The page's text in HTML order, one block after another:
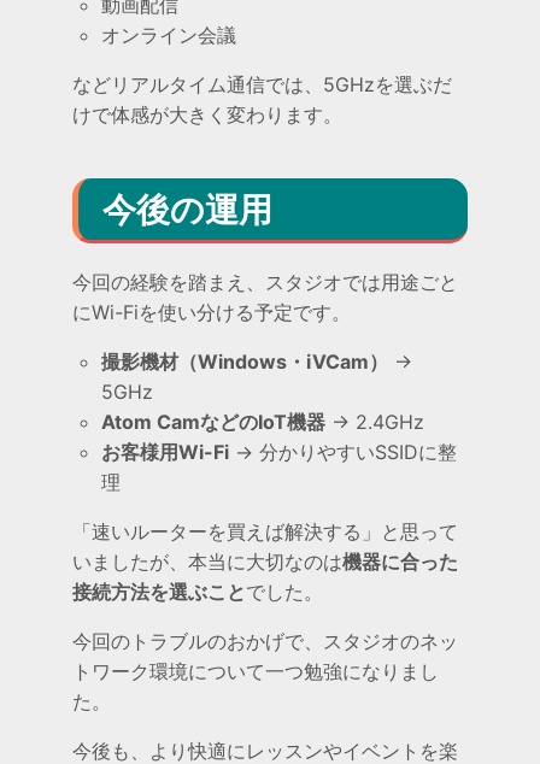
オンライン会議
などリアルタイム通信では、5GHzを選ぶだ
けで体感が大きく変わります。
今後の運用
今回の経験を踏まえ、スタジオでは用途ごと
にWi-Fiを使い分ける予定です。
撮影機材（Windows・iVCam）
→
5GHz
Atom CamなどのIoT機器→ 2.4GHz
お客様用Wi-Fi→ 分かりやすいSSIDに整
理
「速いルーターを買えば解決する」と思って
いましたが、本当に大切なのは機器に合った
接続方法を選ぶことでした。
今回のトラブルのおかげで、スタジオのネッ
トワーク環境について一つ勉強になりまし
た。
今後も、より快適にレッスンやイベントを楽